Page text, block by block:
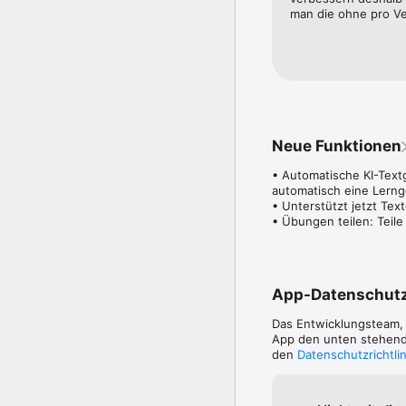
• Viele
ss, -s oder -ß,
Selbständiges Lernen
Abschnitt, langsam
wirklich toll.
• Fleißiges Bienchen -
Kinder werden
App sie bei der
man die ohne pro
Neue Funktionen
• Automatische KI-
automatisch eine
• Unterstützt jetzt
• Übungen teilen:
App-
Das Entwicklungsteam,
App den unten
den